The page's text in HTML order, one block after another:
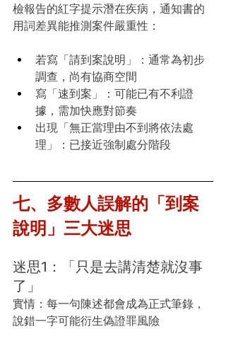
檢報告的紅字提示潛在疾病，通知書的
用詞差異能推測案件嚴重性：
若寫「請到案說明」：通常為初步
調查，尚有協商空間
寫「速到案」：可能已有不利證
據，需加快應對節奏
出現「無正當理由不到將依法處
理」：已接近強制處分階段
七、多數人誤解的「到案
說明」三大迷思
迷思1：「只是去講清楚就沒事
了」
實情：每一句陳述都會成為正式筆錄，
說錯一字可能衍生偽證罪風險